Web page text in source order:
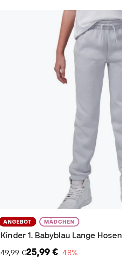
ANGEBOT MÄDCHEN
Kinder 1. Babyblau Lange Hosen
49,99 €25,99 €−48%